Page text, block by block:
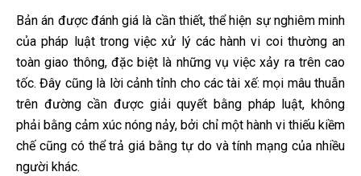
Bản án được đánh giá là cần thiết, thể hiện sự nghiêm minh
của pháp luật trong việc xử lý các hành vi coi thường an
toàn giao thông, đặc biệt là những vụ việc xảy ra trên cao
tốc. Đây cũng là lời cảnh tỉnh cho các tài xế: mọi mâu thuẫn
trên đường cần được giải quyết bằng pháp luật, không
phải bằng cảm xúc nóng nảy, bởi chỉ một hành vi thiếu kiềm
chế cũng có thể trả giá bằng tự do và tính mạng của nhiều
người khác.